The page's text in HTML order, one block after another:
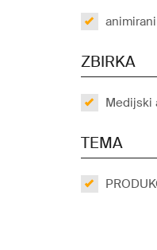
ZBIRKA
Medijski
TEMA